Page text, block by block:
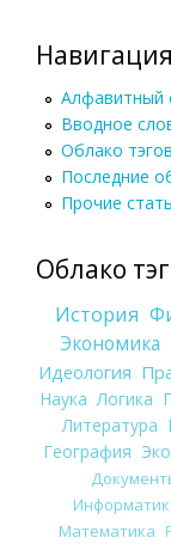
Навигация
Алфавитный
Вводное
Облако тэгов
Последние
Прочие
Облако
История
Экономика
Идеология
Наука Логика
Литература
География
Математика